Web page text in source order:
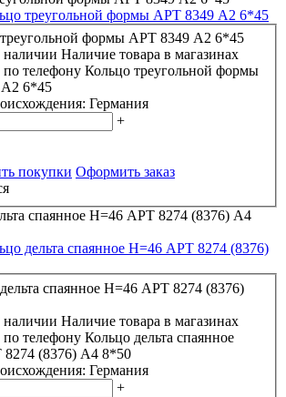
треугольной формы АРТ 8349 А2 6*45
Наличие товара в магазинах
по телефону Кольцо треугольной формы
6*45
Германия
+
покупки Оформить заказ
дельта спаянное H=46 АРТ 8274 (8376)
Наличие товара в магазинах
по телефону Кольцо дельта спаянное
(8376) А4 8*50
Германия
+